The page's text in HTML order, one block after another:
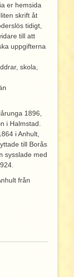
er hemsida
skrift åt
tidigt,
till att
uppgifterna
skola,
1896,
i Halmstad.
i Anhult,
till Borås
sysslade med
från